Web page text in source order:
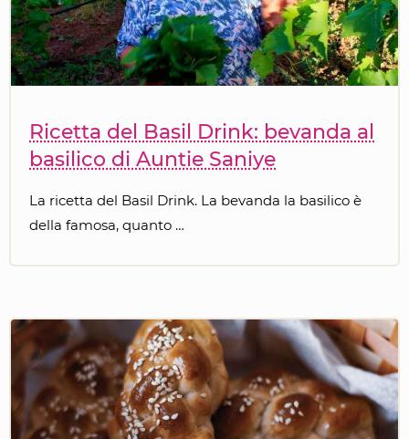
Ricetta del Basil Drink: bevanda al
basilico di Auntie Saniye
La ricetta del Basil Drink. La bevanda la basilico è
della famosa, quanto …